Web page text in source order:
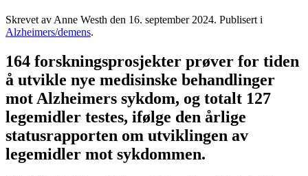
Skrevet av Anne Westh den 16. september 2024. Publisert i
Alzheimers/demens.
164 forskningsprosjekter prøver for tiden
å utvikle nye medisinske behandlinger
mot Alzheimers sykdom, og totalt 127
legemidler testes, ifølge den årlige
statusrapporten om utviklingen av
legemidler mot sykdommen.